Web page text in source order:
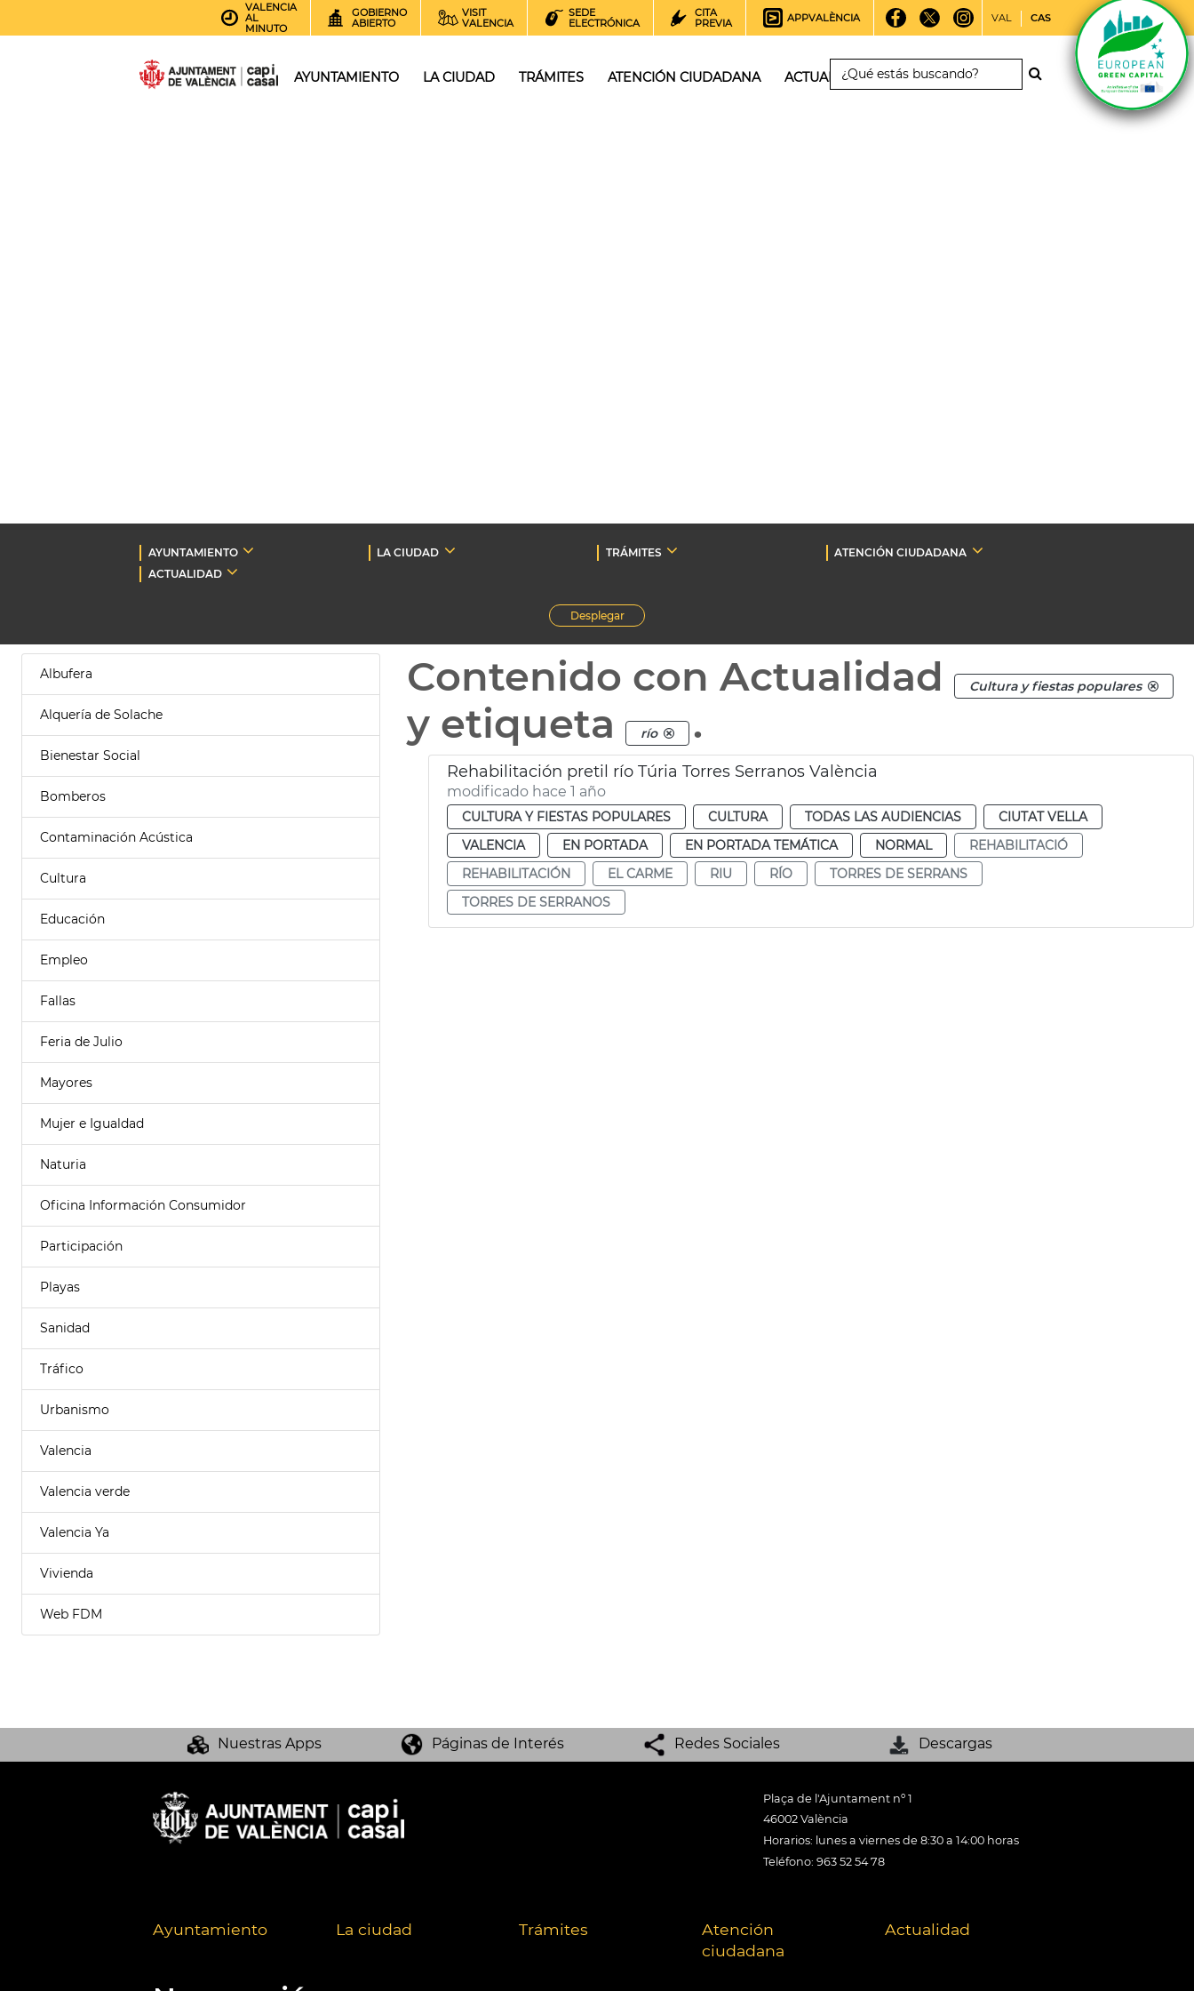
VALENCIA
AL
MINUTO
GOBIERNO
ABIERTO
VISIT
VALENCIA
SEDE
ELECTRÓNICA
CITA
PREVIA
APPVALÈNCIA VAL CAS
AYUNTAMIENTO LA CIUDAD TRÁMITES ATENCIÓN CIUDADANA ACTUALIDAD
AYUNTAMIENTO LA CIUDAD TRÁMITES
ATENCIÓN CIUDADANA
ACTUALIDAD
Desplegar
Albufera
Alquería de Solache
Bienestar Social
Bomberos
Contaminación Acústica
Cultura
Educación
Empleo
Fallas
Feria de Julio
Mayores
Mujer e Igualdad
Naturia
Oficina Información Consumidor
Participación
Playas
Sanidad
Tráfico
Urbanismo
Valencia
Valencia verde
Valencia Ya
Vivienda
Web FDM
Contenido con Actualidad Cultura y fiestas populares
y etiqueta río .
Rehabilitación pretil río Túria Torres Serranos València
modificado hace 1 año
CULTURA Y FIESTAS POPULARES CULTURA TODAS LAS AUDIENCIAS
CIUTAT VELLA
VALENCIA
EN PORTADA EN PORTADA TEMÁTICA NORMAL
REHABILITACIÓ
REHABILITACIÓN
EL CARME RIU RÍO
TORRES DE SERRANS
TORRES DE SERRANOS
Nuestras Apps Páginas de Interés Redes Sociales Descargas
Plaça de l'Ajuntament nº 1
46002 València
Horarios: lunes a viernes de 8:30 a 14:00 horas
Teléfono: 963 52 54 78
Ayuntamiento La ciudad Trámites
Atención
ciudadana
Actualidad